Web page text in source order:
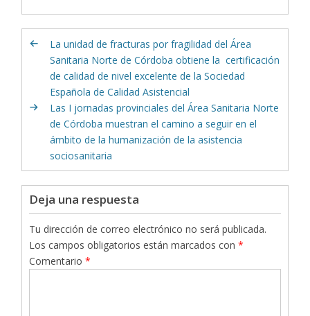
La unidad de fracturas por fragilidad del Área
Sanitaria Norte de Córdoba obtiene la certificación
de calidad de nivel excelente de la Sociedad
Española de Calidad Asistencial
Las I jornadas provinciales del Área Sanitaria Norte
de Córdoba muestran el camino a seguir en el
ámbito de la humanización de la asistencia
sociosanitaria
Deja una respuesta
Tu dirección de correo electrónico no será publicada.
Los campos obligatorios están marcados con*
Comentario*